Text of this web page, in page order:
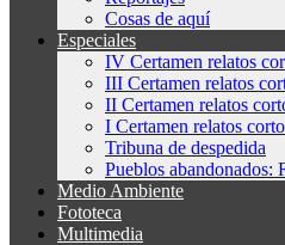
Cosas de aquí
Especiales
IV Certamen relatos
III Certamen relatos
II Certamen relatos
I Certamen relatos
Tribuna de despedida
Pueblos abandonados:
Medio Ambiente
Fototeca
Multimedia